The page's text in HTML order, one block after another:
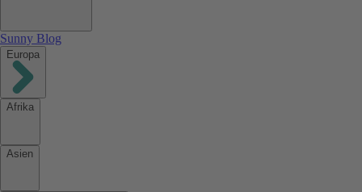
Sunny Blog
Europa
Afrika
Asien